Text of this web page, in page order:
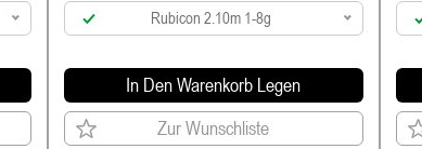
Rubicon 2.10m 1-8g
In Den Warenkorb Legen
Zur Wunschliste